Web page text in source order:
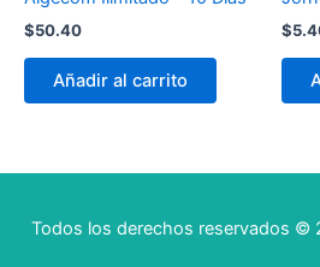
$50.40
Añadir al carrito
$
Todos los derechos reservados ©